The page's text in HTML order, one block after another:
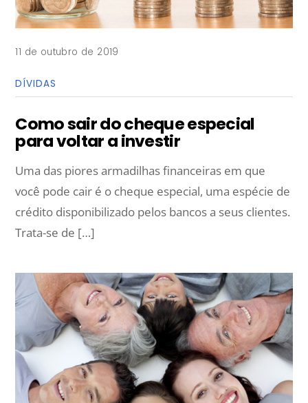
11 de outubro de 2019
DÍVIDAS
Como sair do cheque especial
para voltar a investir
Uma das piores armadilhas financeiras em que
você pode cair é o cheque especial, uma espécie de
crédito disponibilizado pelos bancos a seus clientes.
Trata-se de […]